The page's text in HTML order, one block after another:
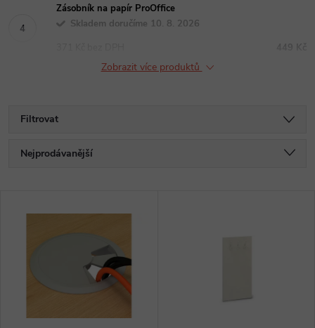
Zásobník na papír ProOffice
Skladem doručíme 10. 8. 2026
Zobrazit více produktů
Filtrovat
Ř
Nejprodávanější
V